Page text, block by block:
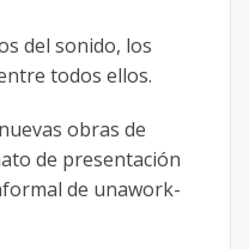
del sonido, los
todos ellos.
obras de
de presentación
de unawork-